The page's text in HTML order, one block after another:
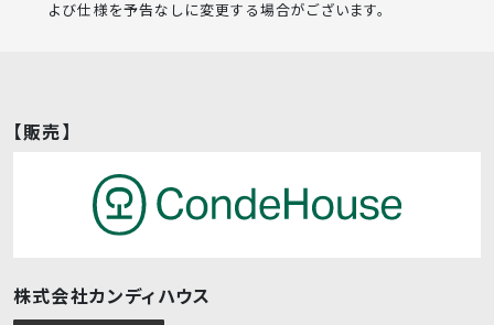
よび仕様を予告なしに変更する場合がございます。
【販売】
株式会社カンディハウス